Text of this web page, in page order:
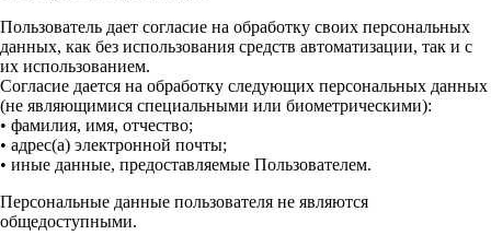
Пользователь дает согласие на обработку своих персональных
данных, как без использования средств автоматизации, так и с
их использованием.
Согласие дается на обработку следующих персональных данных
(не являющимися специальными или биометрическими):
• фамилия, имя, отчество;
• адрес(а) электронной почты;
• иные данные, предоставляемые Пользователем.
Персональные данные пользователя не являются
общедоступными.